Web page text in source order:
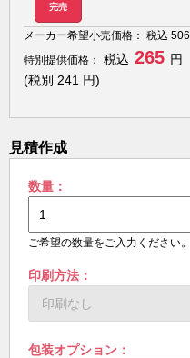
完売
メーカー希望小売価格： 税込 506
特別提供価格：
税込 265 円
(税別 241 円)
見積作成
数量：
ご希望の数量をご入力ください。
印刷方法：
包装オプション：